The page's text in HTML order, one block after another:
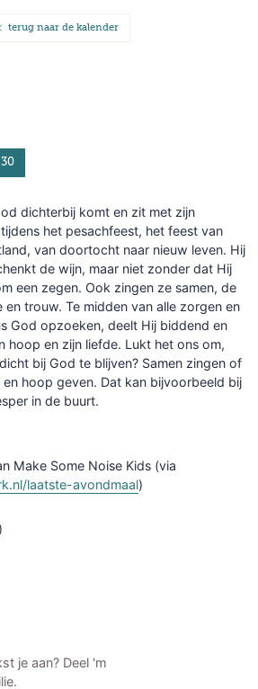
terug naar de kalender
dichterbij komt en zit met zijn
het pesachfeest, het feest van
van doortocht naar nieuw leven. Hij
de wijn, maar niet zonder dat Hij
een zegen. Ook zingen ze samen, de
trouw. Te midden van alle zorgen en
God opzoeken, deelt Hij biddend en
hoop en zijn liefde. Lukt het ons om,
bij God te blijven? Samen zingen of
hoop geven. Dat kan bijvoorbeeld bij
in de buurt.
Make Some Noise Kids (via
laatste-avondmaal)
je aan? Deel 'm